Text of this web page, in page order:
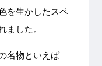
を生かしたスペ
ました。
名物といえば